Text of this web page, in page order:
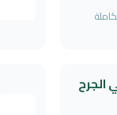
الجرح